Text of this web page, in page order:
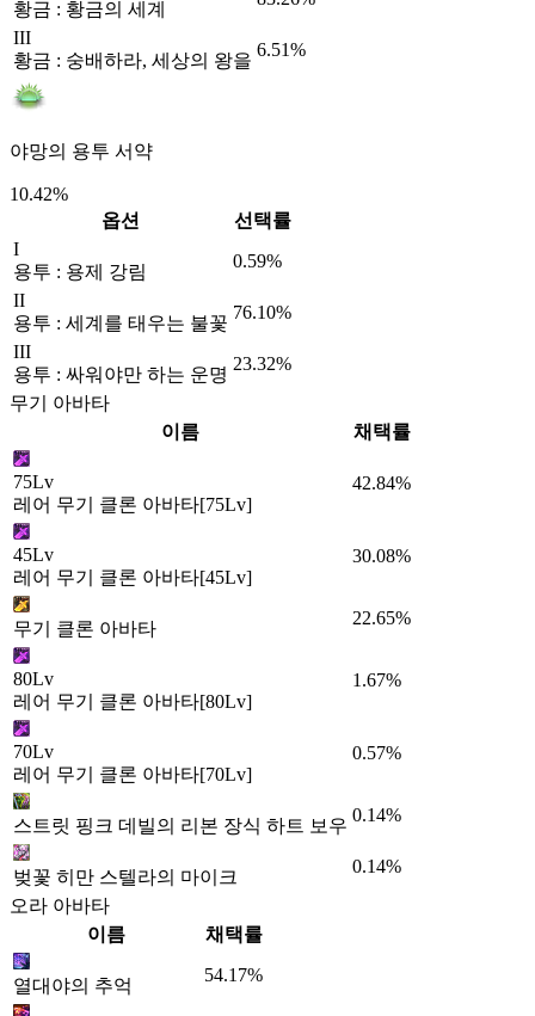
황금 : 황금의 세계
III
황금 : 숭배하라, 세상의 왕을
6.51%
야망의 용투 서약
10.42%
옵션
선택률
I
용투 : 용제 강림
0.59%
II
용투 : 세계를 태우는 불꽃
76.10%
III
용투 : 싸워야만 하는 운명
23.32%
무기 아바타
이름
채택률
75Lv
레어 무기 클론 아바타[75Lv]
42.84%
45Lv
레어 무기 클론 아바타[45Lv]
30.08%
무기 클론 아바타
22.65%
80Lv
레어 무기 클론 아바타[80Lv]
1.67%
70Lv
레어 무기 클론 아바타[70Lv]
0.57%
스트릿 핑크 데빌의 리본 장식 하트 보우
0.14%
벚꽃 히만 스텔라의 마이크
0.14%
오라 아바타
이름
채택률
열대야의 추억
54.17%